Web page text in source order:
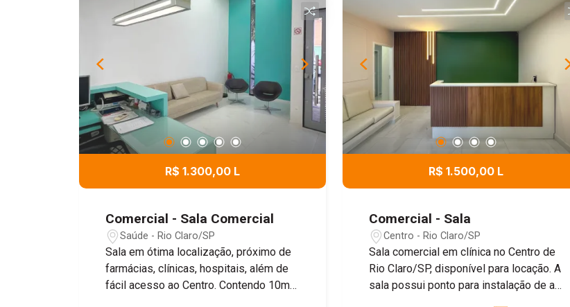
R$ 1.300,00 L
Comercial - Sala Comercial
Saúde - Rio Claro/SP
Sala em ótima localização, próximo de
farmácias, clínicas, hospitais, além de
fácil acesso ao Centro. Contendo 10m²
R$ 1.500,00 L
Comercial - Sala
Centro - Rio Claro/SP
Sala comercial em clínica no Centro de
Rio Claro/SP, disponível para locação. A
sala possui ponto para instalação de ar-